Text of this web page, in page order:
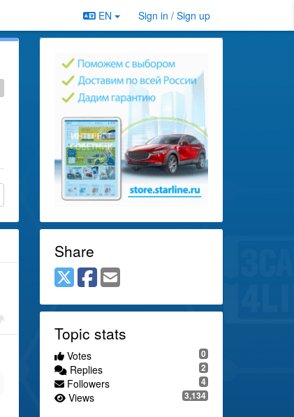
EN Sign in / Sign up
Share
Topic stats
0
Votes
2
Replies
4
Followers
3,134
Views